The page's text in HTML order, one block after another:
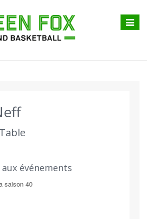
Afficher
menu
événements
saison 40